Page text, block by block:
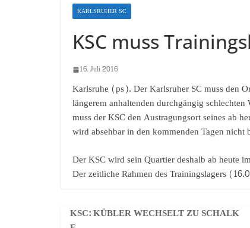
KARLSRUHER SC
KSC muss
16. Juli 2016
Karlsruhe (ps). Der Karlsruher SC muss den
längerem anhaltenden durchgängig
muss der KSC den Austragungsort seines ab
wird absehbar in den kommenden Tagen nicht
Der KSC wird sein Quartier deshalb ab heute
Der zeitliche Rahmen des Trainingslagers
KSC: KÜBLER WECHSELT ZU SCHALK